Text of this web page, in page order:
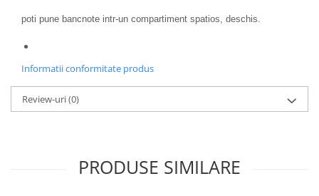
poti pune bancnote intr-un compartiment spatios, deschis.
Informatii conformitate produs
Review-uri(0)
PRODUSE SIMILARE